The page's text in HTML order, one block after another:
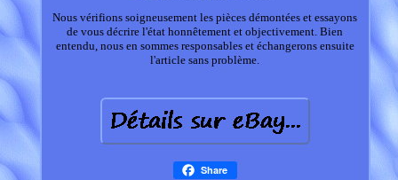
Nous vérifions soigneusement les pièces démontées et essayons
de vous décrire l'état honnêtement et objectivement. Bien
entendu, nous en sommes responsables et échangerons ensuite
l'article sans problème.
Share